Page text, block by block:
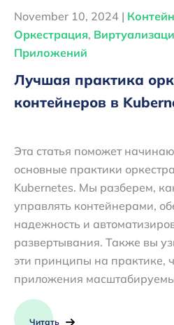
November 10, 2024 |
Оркестрация,
Приложений
Лучшая практика
контейнеров в
Эта статья поможет
основные практики
Kubernetes. Мы разберем,
управлять контейнерами,
надежность и
развертывания. Также вы
эти принципы на практике,
приложения
Читать